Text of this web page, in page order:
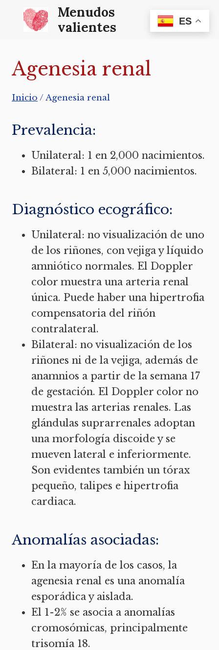
Saltar
Menudos
valientes
Agenesia renal
Inicio /Agenesia renal
Prevalencia:
Unilateral: 1 en 2,000 nacimientos.
Bilateral: 1 en 5,000 nacimientos.
Diagnóstico ecográfico:
Unilateral: no visualización de uno
de los riñones, con vejiga y líquido
amniótico normales. El Doppler
color muestra una arteria renal
única. Puede haber una hipertrofia
compensatoria del riñón
contralateral.
Bilateral: no visualización de los
riñones ni de la vejiga, además de
anamnios a partir de la semana 17
de gestación. El Doppler color no
muestra las arterias renales. Las
glándulas suprarrenales adoptan
una morfología discoide y se
mueven lateral e inferiormente.
Son evidentes también un tórax
pequeño, talipes e hipertrofia
cardiaca.
Anomalías asociadas:
En la mayoría de los casos, la
agenesia renal es una anomalía
esporádica y aislada.
El 1-2% se asocia a anomalías
cromosómicas, principalmente
trisomía 18.
ES